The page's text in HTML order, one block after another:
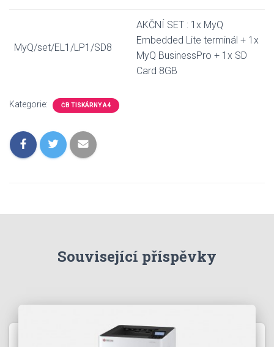
MyQ/set/EL1/LP1/SD8
AKČNÍ SET : 1x MyQ
Embedded Lite terminál + 1x
MyQ BusinessPro + 1x SD
Card 8GB
Kategorie: ČB TISKÁRNY A4
Související příspěvky